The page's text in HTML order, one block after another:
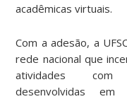
acadêmicas virtuais.
Com a adesão, a
rede nacional que
atividades com
desenvolvidas em